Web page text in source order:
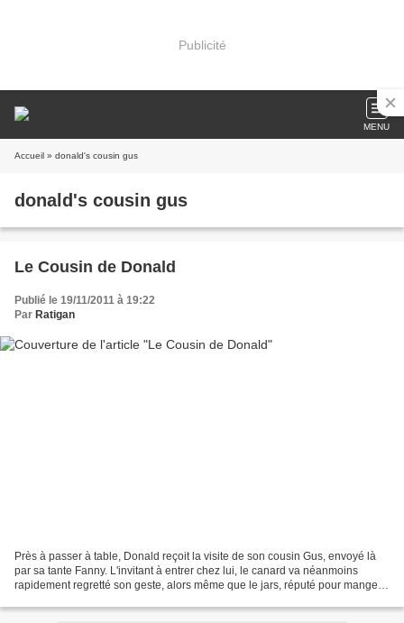
Publicité
MENU
Accueil » donald's cousin gus
donald's cousin gus
Le Cousin de Donald
Publié le 19/11/2011 à 19:22
Par Ratigan
Près à passer à table, Donald reçoit la visite de son cousin Gus, envoyé là
par sa tante Fanny. L'invitant à entrer chez lui, le canard va néanmoins
rapidement regretté son geste, alors même que le jars, réputé pour manger